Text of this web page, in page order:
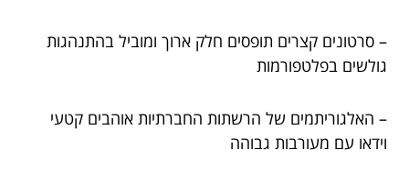
– סרטונים קצרים תופסים חלק ארוך ומוביל בהתנהגות
גולשים בפלטפורמות
– האלגוריתמים של הרשתות החברתיות אוהבים קטעי
וידאו עם מעורבות גבוהה